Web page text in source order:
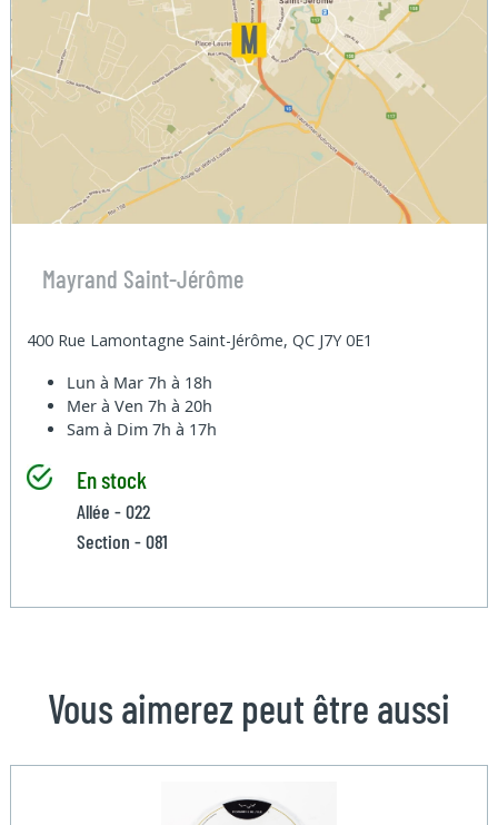
Mayrand Saint-Jérôme
400 Rue Lamontagne Saint-Jérôme, QC J7Y 0E1
Lun à Mar7h à 18h
Mer à Ven7h à 20h
Sam à Dim7h à 17h
En stock
Allée - 022
Section - 081
Vous aimerez peut être aussi